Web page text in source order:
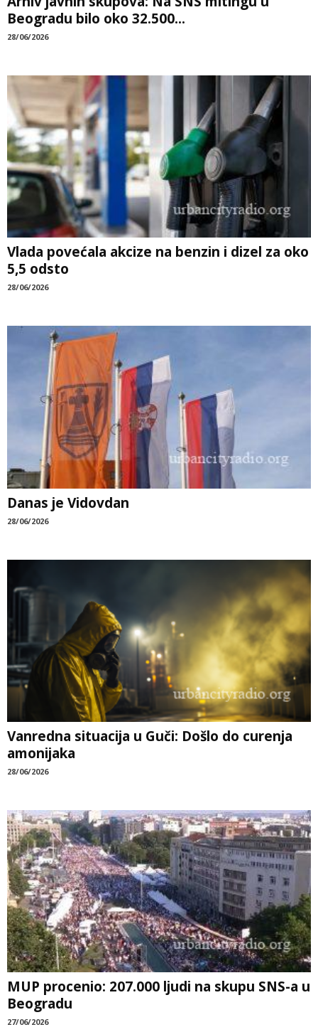
Beogradu bilo oko 32.500...
28/06/2026
Vlada povećala akcize na benzin i dizel za oko
5,5 odsto
28/06/2026
Danas je Vidovdan
28/06/2026
Vanredna situacija u Guči: Došlo do curenja
amonijaka
28/06/2026
MUP procenio: 207.000 ljudi na skupu SNS-a u
Beogradu
27/06/2026